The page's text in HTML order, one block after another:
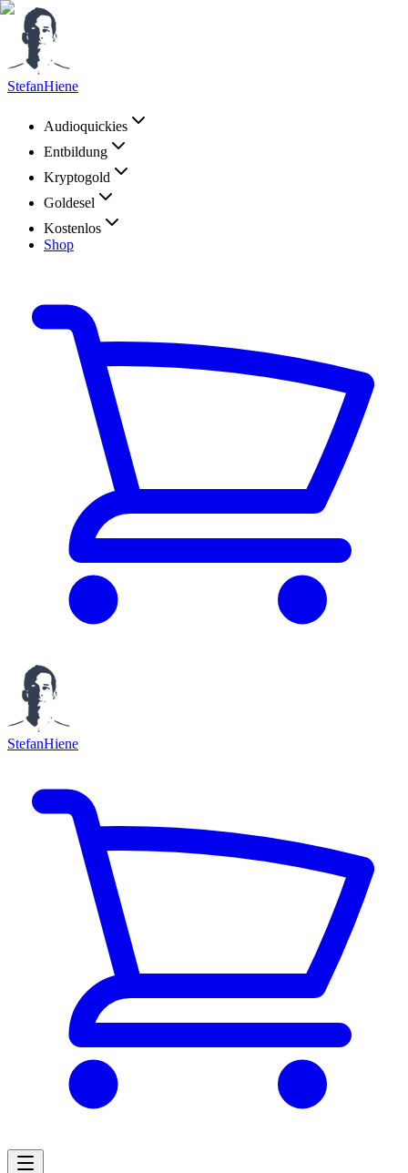
StefanHiene
Audioquickies
Entbildung
Kryptogold
Goldesel
Kostenlos
Shop
StefanHiene